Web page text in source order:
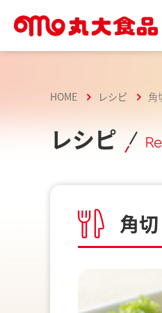
HOME レシピ 角
レシピ
角